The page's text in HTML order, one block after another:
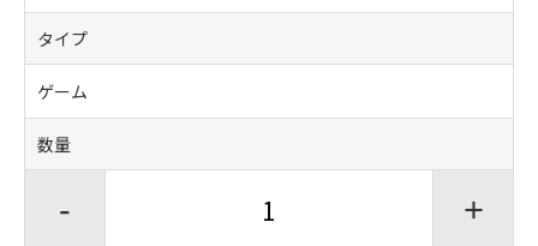
タイプ
ゲーム
数量
- +